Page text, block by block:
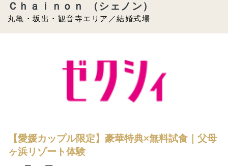
丸亀・坂出・観音寺エリア／結婚式場
Ｃｈａｉｎｏｎ （シェノン）
【愛媛カップル限定】豪華特典×無料試食｜父母
ヶ浜リゾート体験